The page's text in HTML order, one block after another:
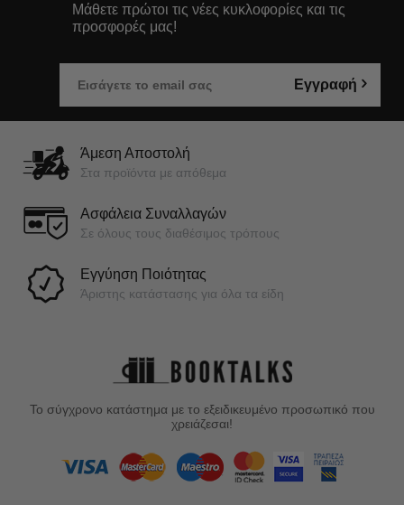
Μάθετε πρώτοι τις νέες κυκλοφορίες και τις
προσφορές μας!
Εγγραφή
Άμεση Αποστολή
Στα προϊόντα με απόθεμα
Ασφάλεια Συναλλαγών
Σε όλους τους διαθέσιμος τρόπους
Εγγύηση Ποιότητας
Άριστης κατάστασης για όλα τα είδη
Το σύγχρονο κατάστημα με το εξειδικευμένο προσωπικό που
χρειάζεσαι!